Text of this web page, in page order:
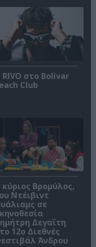
στο Bolivar
Club
κύριος Βρομύλος,
Ντέιβιντ
σε
Δεγαΐτη
12ο Διεθνές
Άνδρου